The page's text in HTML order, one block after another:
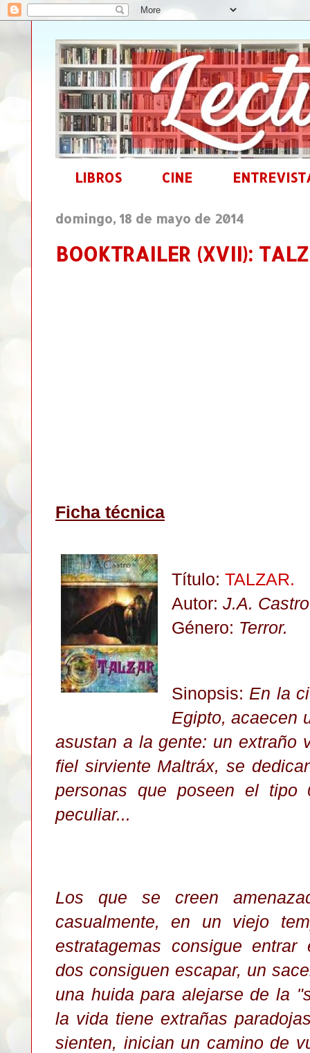
LIBROS CINE
domingo, 18 de mayo de 2014
BOOKTRAILER (XVII):
Ficha técnica
Título: TALZAR.
Autor: J.A.
Género: Terror.
Sinopsis: En la
Egipto, acaecen
asustan a la gente: un extraño
fiel sirviente Maltráx, se
personas que poseen el
peculiar...
Los que se creen
casualmente, en un viejo
estratagemas consigue
dos consiguen escapar, un
una huida para alejarse de la
la vida tiene extrañas
sienten, inician un camino de